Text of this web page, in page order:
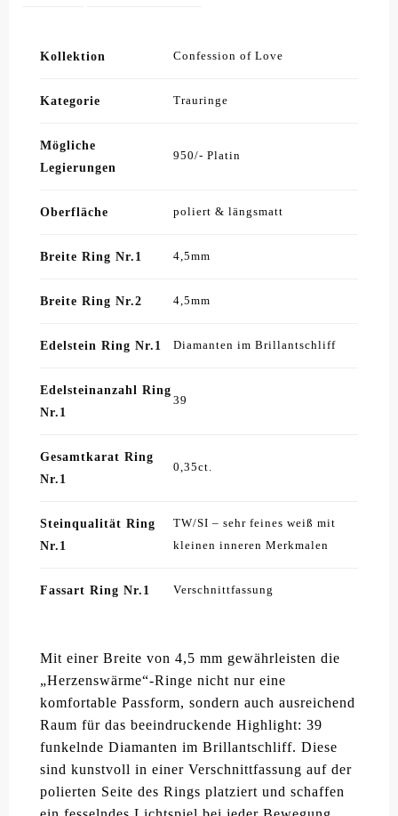
Kollektion Confession of Love
Kategorie Trauringe
Mögliche
Legierungen
950/- Platin
Oberfläche poliert & längsmatt
Breite Ring Nr.1 4,5mm
Breite Ring Nr.2 4,5mm
Edelstein Ring Nr.1 Diamanten im Brillantschliff
Edelsteinanzahl Ring
Nr.1
39
Gesamtkarat Ring
Nr.1
0,35ct.
Steinqualität Ring
Nr.1
TW/SI – sehr feines weiß mit
kleinen inneren Merkmalen
Fassart Ring Nr.1 Verschnittfassung
Mit einer Breite von 4,5 mm gewährleisten die
„Herzenswärme“-Ringe nicht nur eine
komfortable Passform, sondern auch ausreichend
Raum für das beeindruckende Highlight: 39
funkelnde Diamanten im Brillantschliff. Diese
sind kunstvoll in einer Verschnittfassung auf der
polierten Seite des Rings platziert und schaffen